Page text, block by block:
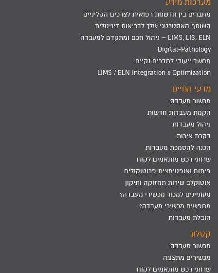
מערכות מידע
מחברים בין חדשנות רפואית לצרכים הקליניים
השותף האסטרטגי שלך לבריאות דיגיטלית
LIMS, LIS, ELN – ניהול חכם ומתקדם למעבדה
Digital-Pathology
מחשב ייעודי לחדרים נקיים
LIMS / ELN Integration & Optimization
מדעי החיים
מכשור מעבדה
הקמת מעבדות חדשות
ניהול מעבדות
בקרת איכות
הכנה להסמכת מעבדות
שרותי רכש מותאמים לקוח
פיתוח ואופטימצית פרוטוקולים
אוטוקלב שירות תחזוקה ותיקון
מעוניינים למכור מכשירי מעבדה?
מחפשים מכשירי מעבדה?
הובלת מעבדות
קטלוג
מכשור מעבדה
מכשירים מתצוגה
שרותי רכש מותאמים לקוח